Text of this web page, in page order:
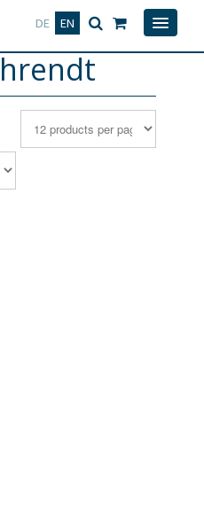
DE EN
Deutsch